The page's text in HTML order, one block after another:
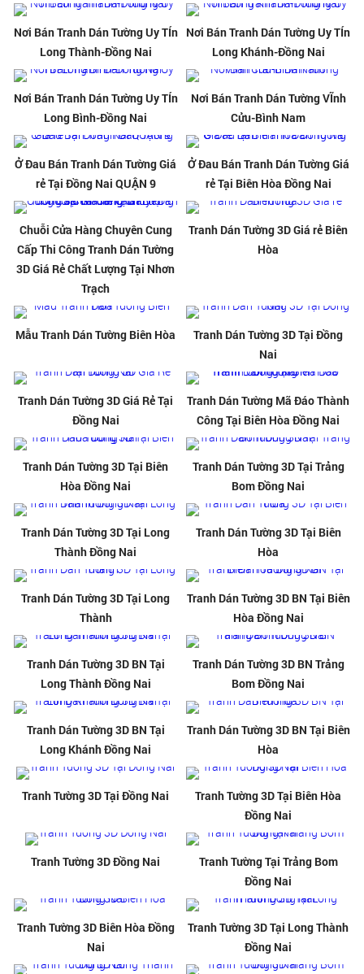
Nơi Bán Tranh Dán Tường Uy TÍn
Long Thành-Đồng Nai
Nơi Bán Tranh Dán Tường Uy TÍn
Long Khánh-Đồng Nai
Nơi Bán Tranh Dán Tường Uy TÍn
Long Bình-Đồng Nai
Nơi Bán Tranh Dán Tường VĨnh
Cửu-Bình Nam
Ở Đau Bán Tranh Dán Tường Giá
rẻ Tại Đồng Nai QUẬN 9
Ở Đau Bán Tranh Dán Tường Giá
rẻ Tại Biên Hòa Đồng Nai
Chuỗi Cửa Hàng Chuyên Cung
Cấp Thi Công Tranh Dán Tường
3D Giá Rẻ Chất Lượng Tại Nhơn
Trạch
Tranh Dán Tường 3D Giá rẻ Biên
Hòa
Mẫu Tranh Dán Tường Biên Hòa
Tranh Dán Tường 3D Tại Đồng
Nai
Tranh Dán Tường 3D Giá Rẻ Tại
Đồng Nai
Tranh Dán Tường Mã Đáo Thành
Công Tại Biên Hòa Đồng Nai
Tranh Dán Tường 3D Tại Biên
Hòa Đồng Nai
Tranh Dán Tường 3D Tại Trảng
Bom Đồng Nai
Tranh Dán Tường 3D Tại Long
Thành Đồng Nai
Tranh Dán Tường 3D Tại Biên
Hòa
Tranh Dán Tường 3D Tại Long
Thành
Tranh Dán Tường 3D BN Tại Biên
Hòa Đồng Nai
Tranh Dán Tường 3D BN Tại
Long Thành Đồng Nai
Tranh Dán Tường 3D BN Trảng
Bom Đồng Nai
Tranh Dán Tường 3D BN Tại
Long Khánh Đồng Nai
Tranh Dán Tường 3D BN Tại Biên
Hòa
Tranh Tường 3D Tại Đồng Nai
Tranh Tường 3D Tại Biên Hòa
Đồng Nai
Tranh Tường 3D Đồng Nai
Tranh Tường Tại Trảng Bom
Đồng Nai
Tranh Tường 3D Biên Hòa Đồng
Nai
Tranh Tường 3D Tại Long Thành
Đồng Nai